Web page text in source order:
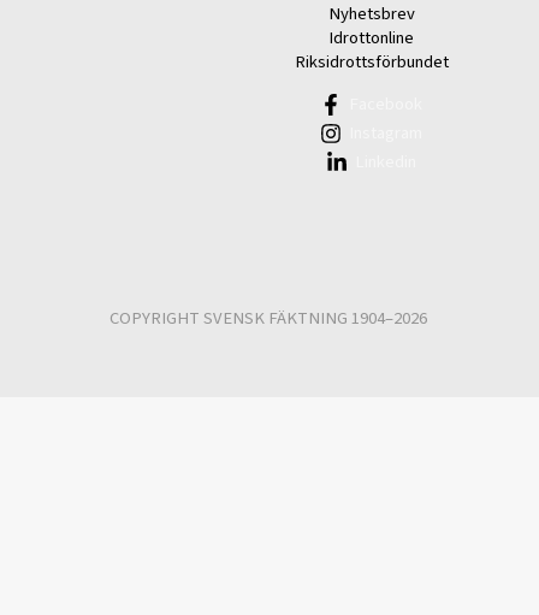
Nyhetsbrev
Idrottonline
Riksidrottsförbundet
COPYRIGHT SVENSK FÄKTNING 1904–2026